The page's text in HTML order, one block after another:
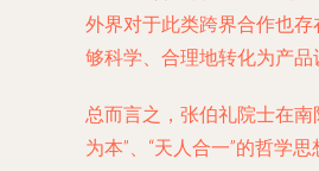
外界对于此类跨界合作也
够科学、合理地转化为产品
总而言之，张伯礼院士在
为本”、“天人合一”的哲学